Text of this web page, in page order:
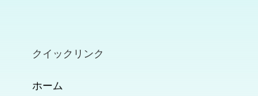
クイックリンク
ホーム